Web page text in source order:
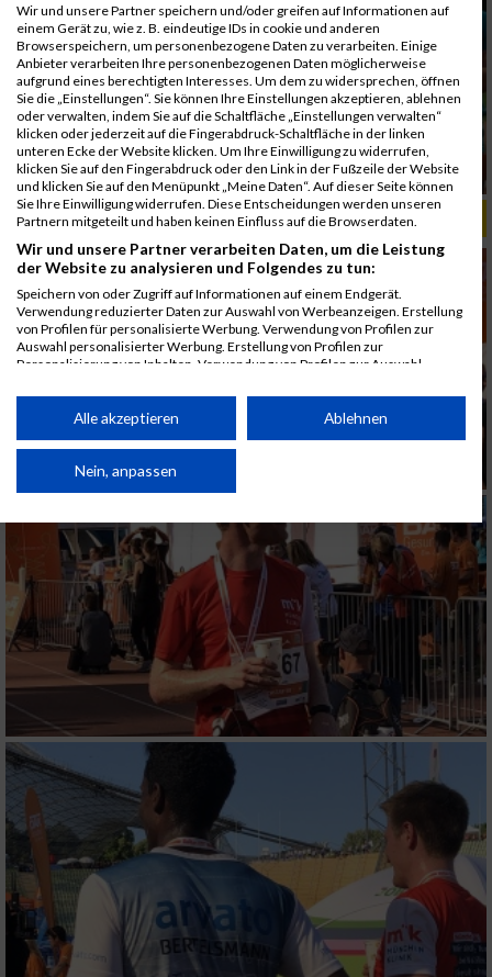
ALBUM B2RUN MÜNCHEN, B2RUN / 16.07.2019
Wir und unsere Partner speichern und/oder greifen auf Informationen auf
einem Gerät zu, wie z. B. eindeutige IDs in cookie und anderen
Browserspeichern, um personenbezogene Daten zu verarbeiten. Einige
Anbieter verarbeiten Ihre personenbezogenen Daten möglicherweise
aufgrund eines berechtigten Interesses. Um dem zu widersprechen, öffnen
Sie die „Einstellungen“. Sie können Ihre Einstellungen akzeptieren, ablehnen
oder verwalten, indem Sie auf die Schaltfläche „Einstellungen verwalten“
klicken oder jederzeit auf die Fingerabdruck-Schaltfläche in der linken
unteren Ecke der Website klicken. Um Ihre Einwilligung zu widerrufen,
klicken Sie auf den Fingerabdruck oder den Link in der Fußzeile der Website
und klicken Sie auf den Menüpunkt „Meine Daten“. Auf dieser Seite können
Sie Ihre Einwilligung widerrufen. Diese Entscheidungen werden unseren
Partnern mitgeteilt und haben keinen Einfluss auf die Browserdaten.
Wir und unsere Partner verarbeiten Daten, um die Leistung
der Website zu analysieren und Folgendes zu tun:
Speichern von oder Zugriff auf Informationen auf einem Endgerät.
Verwendung reduzierter Daten zur Auswahl von Werbeanzeigen. Erstellung
von Profilen für personalisierte Werbung. Verwendung von Profilen zur
Auswahl personalisierter Werbung. Erstellung von Profilen zur
Personalisierung von Inhalten. Verwendung von Profilen zur Auswahl
Performance von Inhalten. Analyse von Zielgruppen durch Statistiken oder
Kombinationen von Daten aus verschiedenen Quellen. Entwicklung und
von Inhalten.
Daten können außerhalb der Europäischen Union weitergegeben und in die
Website/App.
Partnerliste anzeigen (1 IAB-Anbieter)
Wir nutzen Ihre Daten für folgende Zwecke:
IAB-Verarbeitungszwecke:
Speichern von oder Zugriff auf Informationen
auf einem Endgerät
Verwendung reduzierter Daten zur Auswahl
von Werbeanzeigen
Erstellung von Profilen für personalisierte
Werbung
Verwendung von Profilen zur Auswahl
personalisierter Werbung
Erstellung von Profilen zur Personalisierung
von Inhalten
Alle akzeptieren Ablehnen
Nein, anpassen